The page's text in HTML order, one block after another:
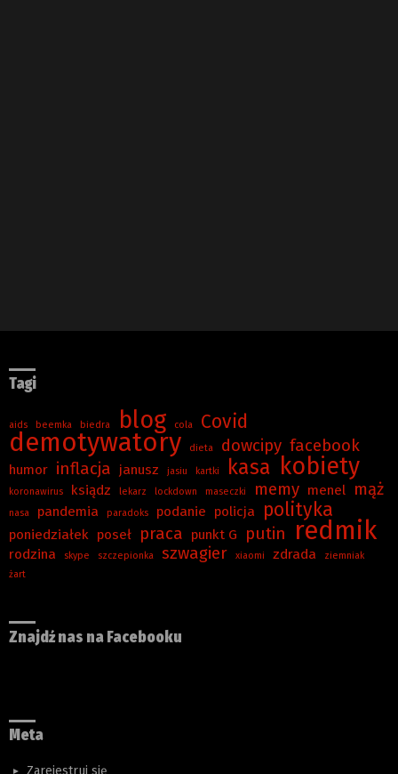
Tagi
aids beemka biedra blog cola Covid
demotywatory dieta dowcipy facebook
humor inflacja janusz jasiu kartki kasa kobiety
koronawirus ksiądz lekarz lockdown maseczki memy menel mąż
nasa pandemia paradoks podanie policja polityka
poniedziałek poseł praca punkt G putin redmik
rodzina skype szczepionka szwagier xiaomi zdrada
ziemniak
żart
Znajdź nas na Facebooku
Meta
Zarejestruj się